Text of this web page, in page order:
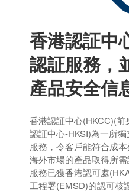
香港認証中
認証服務，
產品安全信
香港認証中心(HKCC)(
認証中心-HKSI)為一所
服務，令客戶能符合成
海外市場的產品取得所
服務已獲香港認可處
工程署(EMSD)的認可核